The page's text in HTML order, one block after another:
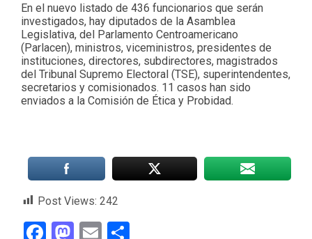
En el nuevo listado de 436 funcionarios que serán
investigados, hay diputados de la Asamblea
Legislativa, del Parlamento Centroamericano
(Parlacen), ministros, viceministros, presidentes de
instituciones, directores, subdirectores, magistrados
del Tribunal Supremo Electoral (TSE), superintendentes,
secretarios y comisionados. 11 casos han sido
enviados a la Comisión de Ética y Probidad.
Post Views: 242
Facebook
Mastodon
Email